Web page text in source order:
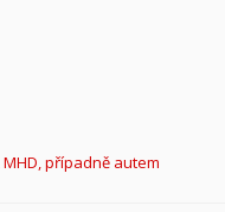
případně autem